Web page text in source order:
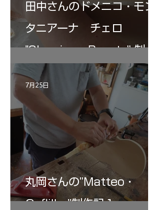
田中さんのドメニコ・モン
タニアーナ チェロ
"Sleeping・Beauty” 制作
記 30
丸岡さんの”Matteo・
Gofliller”制作記１
7月25日